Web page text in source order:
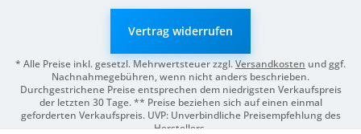
Vertrag widerrufen
* Alle Preise inkl. gesetzl. Mehrwertsteuer zzgl.Versandkosten und ggf.
Nachnahmegebühren, wenn nicht anders beschrieben.
Durchgestrichene Preise entsprechen dem niedrigsten Verkaufspreis
der letzten 30 Tage. ** Preise beziehen sich auf einen einmal
geforderten Verkaufspreis. UVP: Unverbindliche Preisempfehlung des
Herstellers.